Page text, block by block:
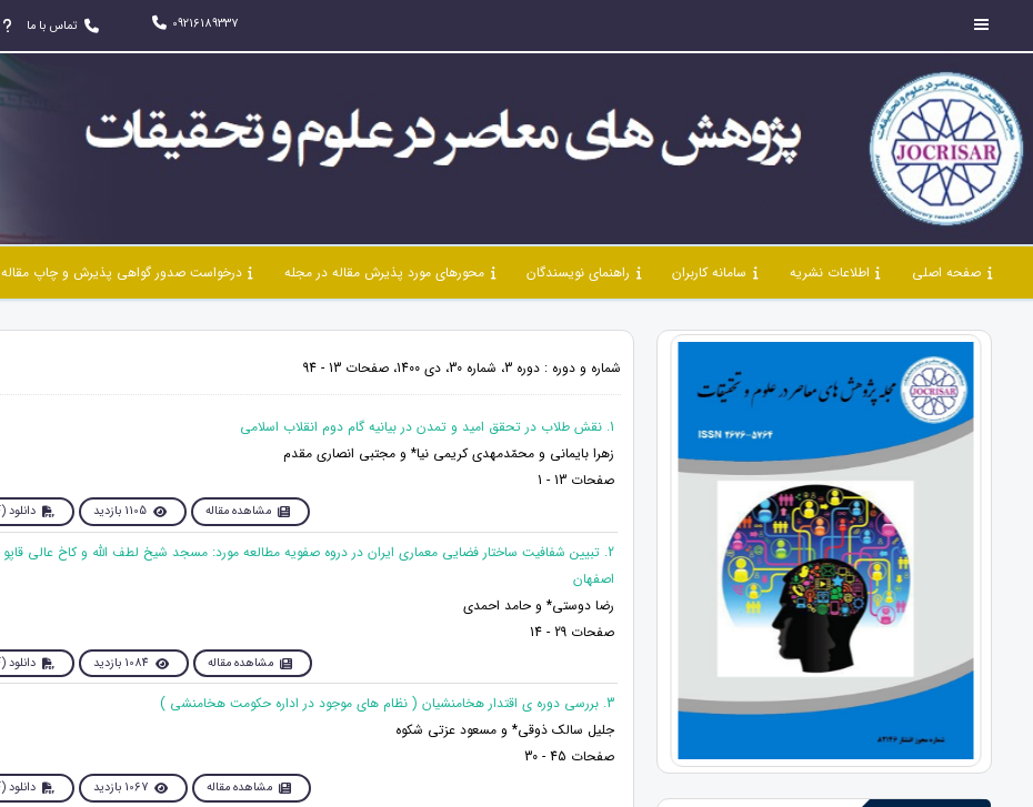
09216189337 تماس با ما
صفحه اصلی اطلاعات نشریه سامانه کاربران راهنمای نویسندگان محورهای مورد پذیرش مقاله در مجله درخواست صدور گواهی پذیرش و چاپ مقاله
شماره و دوره : دوره 3، شماره 30، دی 1400، صفحات 13 - 94
1. نقش طلاب در تحقق امید و تمدن در بیانیه گام دوم انقلاب اسلامی
زهرا بایمانی و محمّدمهدی کریمی نیا* و مجتبی انصاری مقدم
صفحات 13 - 1
مشاهده مقاله 1105 بازدید دانلود (PDF)
2. تبیین شفافیت ساختار فضایی معماری ایران در دروه صفویه مطالعه مورد: مسجد شیخ لطف الله و کاخ عالی قاپو
اصفهان
رضا دوستی* و حامد احمدی
صفحات 29 - 14
مشاهده مقاله 1084 بازدید دانلود (PDF)
3. بررسی دوره ی اقتدار هخامنشیان ( نظام های موجود در اداره حکومت هخامنشی )
جلیل سالک ذوقی* و مسعود عزتی شکوه
صفحات 45 - 30
مشاهده مقاله 1067 بازدید دانلود (PDF)